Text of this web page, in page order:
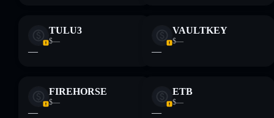
TULU3
$—
—
VAULTKEY
$—
—
FIREHORSE
$—
—
ETB
$—
—